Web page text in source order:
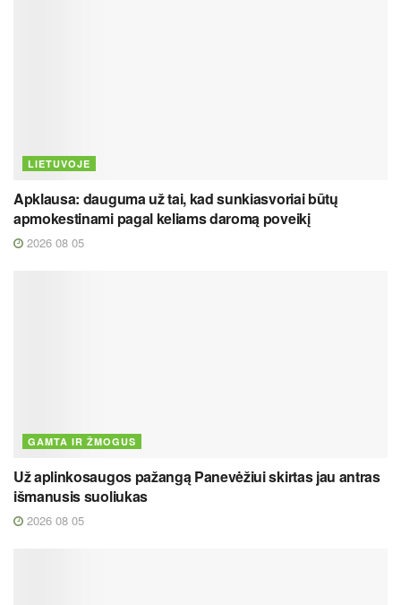
LIETUVOJE
Apklausa: dauguma už tai, kad sunkiasvoriai būtų
apmokestinami pagal keliams daromą poveikį
2026 08 05
GAMTA IR ŽMOGUS
Už aplinkosaugos pažangą Panevėžiui skirtas jau antras
išmanusis suoliukas
2026 08 05